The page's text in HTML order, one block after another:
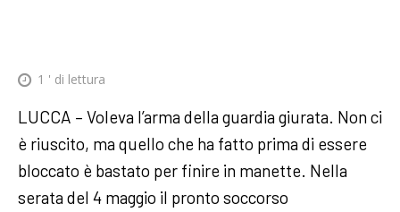
1 ' di lettura
LUCCA – Voleva l’arma della guardia giurata. Non ci
è riuscito, ma quello che ha fatto prima di essere
bloccato è bastato per finire in manette. Nella
serata del 4 maggio il pronto soccorso